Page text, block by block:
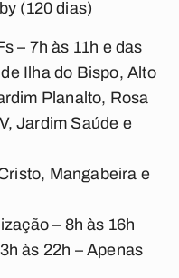
(120 dias)
– 7h às 11h e das
Ilha do Bispo, Alto
Planalto, Rosa
Jardim Saúde e
Mangabeira e
– 8h às 16h
às 22h – Apenas